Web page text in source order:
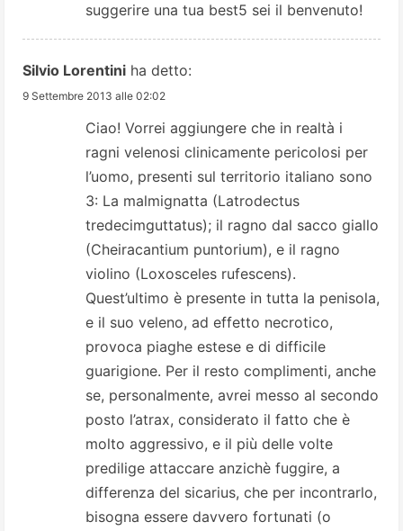
n
g
suggerire una tua best5 sei il benvenuto!
Silvio Lorentini ha detto:
9 Settembre 2013 alle 02:02
Ciao! Vorrei aggiungere che in realtà i
ragni velenosi clinicamente pericolosi per
l’uomo, presenti sul territorio italiano sono
3: La malmignatta (Latrodectus
tredecimguttatus); il ragno dal sacco giallo
(Cheiracantium puntorium), e il ragno
violino (Loxosceles rufescens).
Quest’ultimo è presente in tutta la penisola,
e il suo veleno, ad effetto necrotico,
provoca piaghe estese e di difficile
guarigione. Per il resto complimenti, anche
se, personalmente, avrei messo al secondo
posto l’atrax, considerato il fatto che è
molto aggressivo, e il più delle volte
predilige attaccare anzichè fuggire, a
differenza del sicarius, che per incontrarlo,
bisogna essere davvero fortunati (o